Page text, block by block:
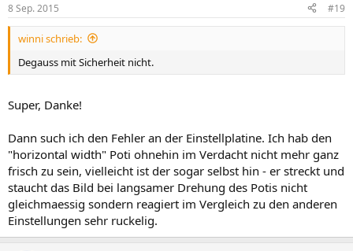
8 Sep. 2015 #19
winni schrieb:
Degauss mit Sicherheit nicht.
Super, Danke!
Dann such ich den Fehler an der Einstellplatine. Ich hab den
"horizontal width" Poti ohnehin im Verdacht nicht mehr ganz
frisch zu sein, vielleicht ist der sogar selbst hin - er streckt und
staucht das Bild bei langsamer Drehung des Potis nicht
gleichmaessig sondern reagiert im Vergleich zu den anderen
Einstellungen sehr ruckelig.